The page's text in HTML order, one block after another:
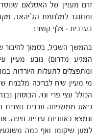
זרם מעניין של האסלאם
ומתנגד למלחמת הג`יהאד.
בערבית – צלף קוצני!
בהמשך השביל, בסמוך לחיבור
המגיע מדרום) נובע מעיין
ומתפצלים לתעלות היורדות
מי מעיין שיח לבריכה מלבנית
הכולל עצי פרי ונוי. הבוסתן
כיאט ממשפחה ערבית נוצרית
ונמצא באחריות עיריית חיפה.
למען שיקומו ואף כמה